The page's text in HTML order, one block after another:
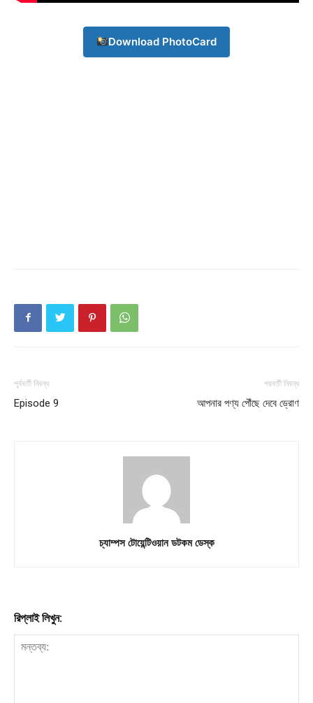
Download PhotoCard
পূর্ববর্তী নিবন্ধ
Episode 9
পরবর্তী নিবন্ধ
আপনার পণ্য পৌঁছে দেবে ড্রােণ
চ্যাম্পস টোয়েন্টিওয়ান ডটকম ডেস্ক
রিপ্লাই লিখুন: